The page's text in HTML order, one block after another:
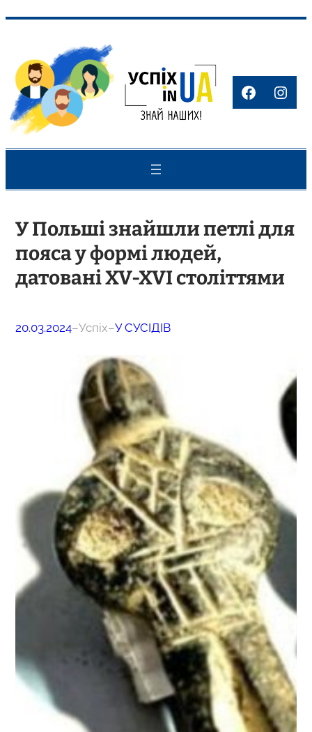
вмісту
У Польші знайшли петлі для
пояса у формі людей,
датовані XV-XVI століттями
20.03.2024–Успіх–У СУСІДІВ